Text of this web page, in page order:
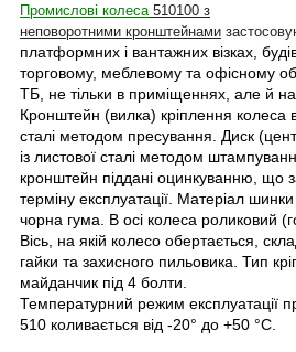
Промислові колеса 510100 з
неповоротними кронштейнами
платформних і вантажних візках,
торговому, меблевому та офісному
ТБ, не тільки в приміщеннях, але й на
Кронштейн (вилка) кріплення колеса
сталі методом пресування. Диск
із листової сталі методом
кронштейн піддані оцинкуванню, що
терміну експлуатації. Матеріал
чорна гума. В осі колеса роликовий
Вісь, на якій колесо обертається,
гайки та захисного пильовика. Тип
майданчик під 4 болти.
Температурний режим експлуатації
510 коливається від -20° до +50 °C.